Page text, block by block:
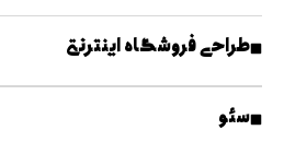
طراحی فروشگاه اینترنتی
سئو